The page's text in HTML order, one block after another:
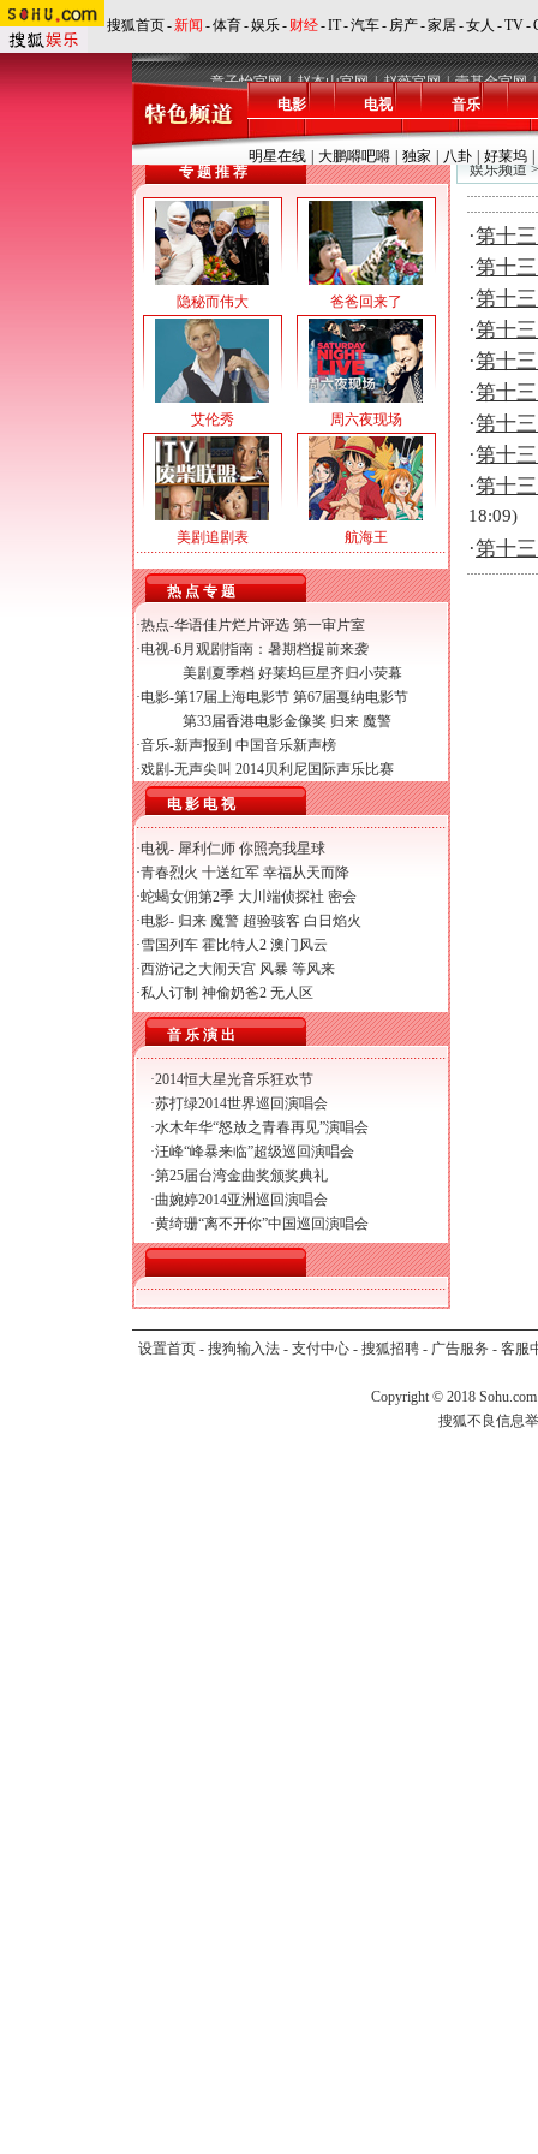
搜狐首页-新闻 -体育-娱乐- 财经-IT-汽车- 房产-家居-女人 -TV-
章子怡官网 | 赵本山官网 | 赵薇官网 | 壹基金官网 |
电影
电视 音乐
明星在线 大鹏嘚吧嘚 独家 八卦 好莱坞
专 题 推 荐
隐秘而伟大 爸爸回来了
艾伦秀 周六夜现场
美剧追剧表 航海王
热 点 专 题
·热点-华语佳片烂片评选 第一审片室
·电视-6月观剧指南：暑期档提前来袭
美剧夏季档 好莱坞巨星齐归小荧幕
·电影-第17届上海电影节 第67届戛纳电影节
第33届香港电影金像奖 归来 魔警
·音乐-新声报到 中国音乐新声榜
·戏剧-无声尖叫 2014贝利尼国际声乐比赛
电 影 电 视
·电视- 犀利仁师 你照亮我星球
·青春烈火 十送红军 幸福从天而降
·蛇蝎女佣第2季 大川端侦探社 密会
·电影- 归来 魔警 超验骇客 白日焰火
·雪国列车 霍比特人2 澳门风云
·西游记之大闹天宫 风暴 等风来
·私人订制 神偷奶爸2 无人区
音 乐 演 出
·2014恒大星光音乐狂欢节
·苏打绿2014世界巡回演唱会
·水木年华“怒放之青春再见”演唱会
·汪峰“峰暴来临”超级巡回演唱会
·第25届台湾金曲奖颁奖典礼
·曲婉婷2014亚洲巡回演唱会
·黄绮珊“离不开你”中国巡回演唱会
娱乐频道
·第十
·第十
·第十
·第十
·第十
·第十
·第十
·第十
·第十
18:09)
·第十
设置首页- 搜狗输入法- 支付中心- 搜狐招聘- 广告服务 - 客服
Copyright © 2018
搜狐不良信息